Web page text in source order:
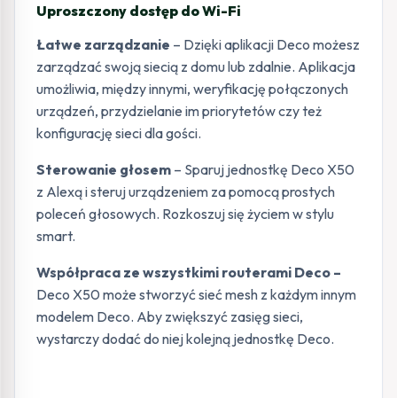
Uproszczony dostęp do Wi-Fi
Łatwe zarządzanie – Dzięki aplikacji Deco możesz
zarządzać swoją siecią z domu lub zdalnie. Aplikacja
umożliwia, między innymi, weryfikację połączonych
urządzeń, przydzielanie im priorytetów czy też
konfigurację sieci dla gości.
Sterowanie głosem – Sparuj jednostkę Deco X50
z Alexą i steruj urządzeniem za pomocą prostych
poleceń głosowych. Rozkoszuj się życiem w stylu
smart.
Współpraca ze wszystkimi routerami Deco –
Deco X50 może stworzyć sieć mesh z każdym innym
modelem Deco. Aby zwiększyć zasięg sieci,
wystarczy dodać do niej kolejną jednostkę Deco.